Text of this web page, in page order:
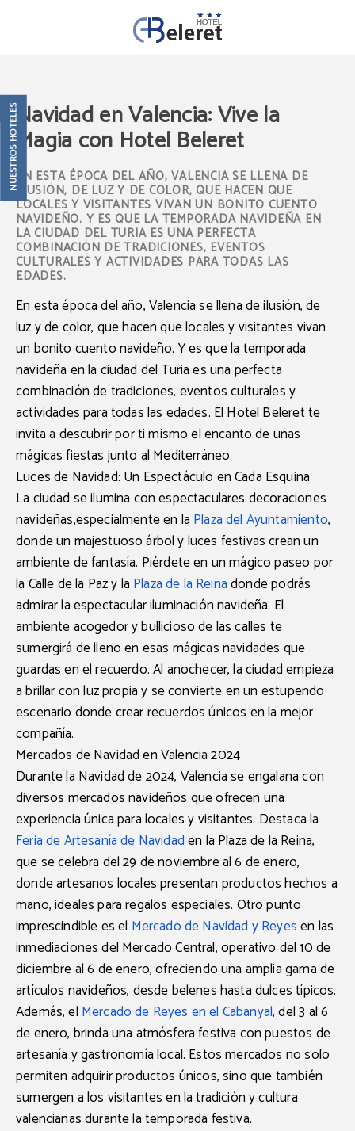
Navidad en Valencia: Vive la
Magia con Hotel Beleret
EN ESTA ÉPOCA DEL AÑO, VALENCIA SE LLENA DE
ILUSIÓN, DE LUZ Y DE COLOR, QUE HACEN QUE
LOCALES Y VISITANTES VIVAN UN BONITO CUENTO
NAVIDEÑO. Y ES QUE LA TEMPORADA NAVIDEÑA EN
LA CIUDAD DEL TURIA ES UNA PERFECTA
COMBINACIÓN DE TRADICIONES, EVENTOS
CULTURALES Y ACTIVIDADES PARA TODAS LAS
EDADES.
En esta época del año, Valencia se llena de ilusión, de
luz y de color, que hacen que locales y visitantes vivan
un bonito cuento navideño. Y es que la temporada
navideña en la ciudad del Turia es una perfecta
combinación de tradiciones, eventos culturales y
actividades para todas las edades. El Hotel Beleret te
invita a descubrir por ti mismo el encanto de unas
mágicas fiestas junto al Mediterráneo.
Luces de Navidad: Un Espectáculo en Cada Esquina
La ciudad se ilumina con espectaculares decoraciones
navideñas,especialmente en la Plaza del Ayuntamiento,
donde un majestuoso árbol y luces festivas crean un
ambiente de fantasía. Piérdete en un mágico paseo por
la Calle de la Pazy la Plaza de la Reinadonde podrás
admirar la espectacular iluminación navideña. El
ambiente acogedor y bullicioso de las calles te
sumergirá de lleno en esas mágicas navidades que
guardas en el recuerdo. Al anochecer, la ciudad empieza
a brillar con luz propia y se convierte en un estupendo
escenario donde crear recuerdos únicos en la mejor
compañía.
Mercados de Navidad en Valencia 2024
Durante la Navidad de 2024, Valencia se engalana con
diversos mercados navideños que ofrecen una
experiencia única para locales y visitantes. Destaca la
Feria de Artesanía de Navidaden la Plaza de la Reina,
que se celebra del 29 de noviembre al 6 de enero,
donde artesanos locales presentan productos hechos a
mano, ideales para regalos especiales. Otro punto
imprescindible es el Mercado de Navidad y Reyesen las
inmediaciones del Mercado Central, operativo del 10 de
diciembre al 6 de enero, ofreciendo una amplia gama de
artículos navideños, desde belenes hasta dulces típicos.
Además, el Mercado de Reyes en el Cabanyal, del 3 al 6
de enero, brinda una atmósfera festiva con puestos de
artesanía y gastronomía local. Estos mercados no solo
permiten adquirir productos únicos, sino que también
sumergen a los visitantes en la tradición y cultura
valencianas durante la temporada festiva.
NUESTROS HOTELES